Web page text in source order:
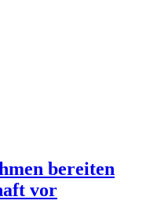
bereiten
vor